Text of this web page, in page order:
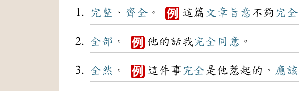
完整 、 齊全 。 例 這篇 文章 旨意 不夠 完全
全部 。 例 他的話我 完全 同意 。
全然 。 例 這件事 完全是他惹起的， 應該